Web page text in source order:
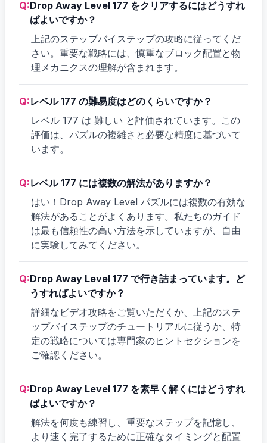
Q:Drop Away Level 177 をクリアするにはどうすれ
ばよいですか？
上記のステップバイステップの攻略に従ってくだ
さい。重要な戦略には、慎重なブロック配置と物
理メカニクスの理解が含まれます。
Q:レベル 177 の難易度はどのくらいですか？
レベル 177 は 難しい と評価されています。この
評価は、パズルの複雑さと必要な精度に基づいて
います。
Q:レベル 177 には複数の解法がありますか？
はい！Drop Away Level パズルには複数の有効な
解法があることがよくあります。私たちのガイド
は最も信頼性の高い方法を示していますが、自由
に実験してみてください。
Q:Drop Away Level 177 で行き詰まっています。ど
うすればよいですか？
詳細なビデオ攻略をご覧いただくか、上記のステ
ップバイステップのチュートリアルに従うか、特
定の戦略については専門家のヒントセクションを
ご確認ください。
Q:Drop Away Level 177 を素早く解くにはどうすれ
ばよいですか？
解法を何度も練習し、重要なステップを記憶し、
より速く完了するために正確なタイミングと配置